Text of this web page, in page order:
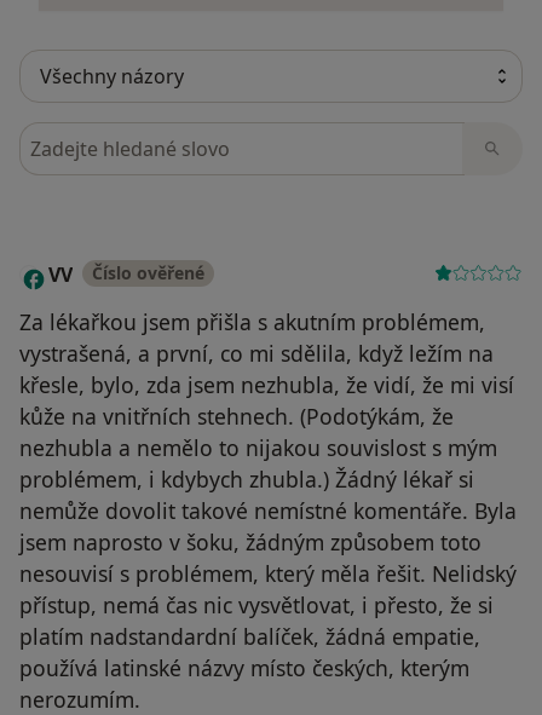
Hledejte v názorech
V VV Číslo ověřené
Za lékařkou jsem přišla s akutním problémem,
vystrašená, a první, co mi sdělila, když ležím na
křesle, bylo, zda jsem nezhubla, že vidí, že mi visí
kůže na vnitřních stehnech. (Podotýkám, že
nezhubla a nemělo to nijakou souvislost s mým
problémem, i kdybych zhubla.) Žádný lékař si
nemůže dovolit takové nemístné komentáře. Byla
jsem naprosto v šoku, žádným způsobem toto
nesouvisí s problémem, který měla řešit. Nelidský
přístup, nemá čas nic vysvětlovat, i přesto, že si
platím nadstandardní balíček, žádná empatie,
používá latinské názvy místo českých, kterým
nerozumím.